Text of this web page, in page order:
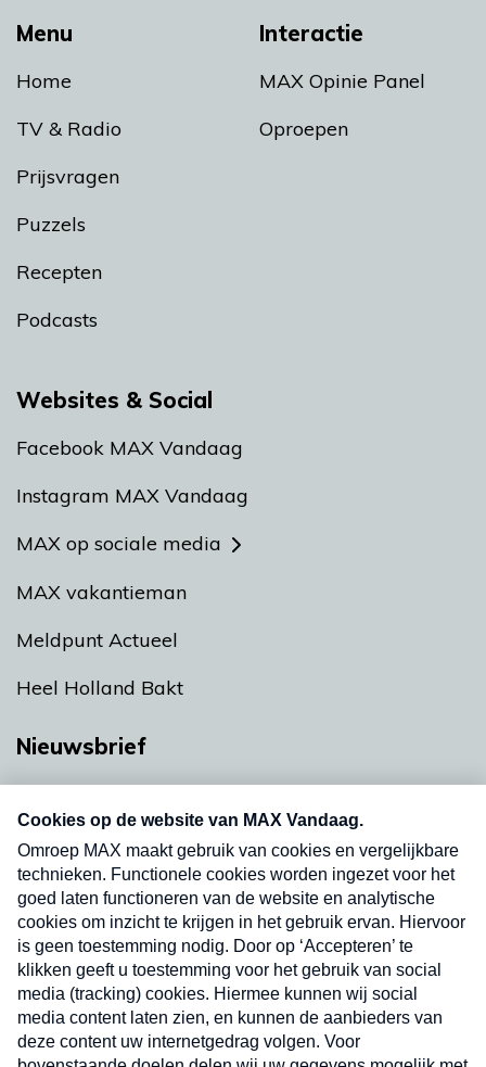
Menu
Home
TV & Radio
Prijsvragen
Puzzels
Recepten
Podcasts
Interactie
MAX Opinie Panel
Oproepen
Websites & Social
Facebook MAX Vandaag
Instagram MAX Vandaag
MAX op sociale media
MAX vakantieman
Meldpunt Actueel
Heel Holland Bakt
Nieuwsbrief
nieuwsbrief. Elke vrijdag- en dinsdagochtend in
uw mailbox.
Verzend